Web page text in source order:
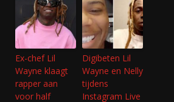
Ex-chef Lil
Wayne klaagt
rapper aan
voor half
Digibeten Lil
Wayne en Nelly
tijdens
Instagram Live